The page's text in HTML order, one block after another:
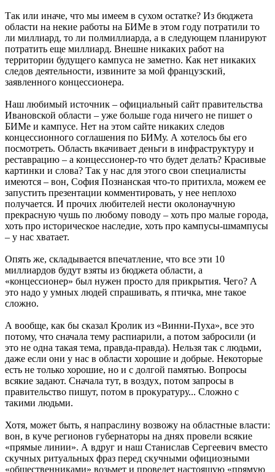
Так или иначе, что мы имеем в сухом остатке? Из бюджета
области на некие работы на БИМе в этом году потратили то
ли миллиард, то ли полмиллиарда, а в следующем планируют
потратить еще миллиард. Внешне никаких работ на
территории будущего кампуса не заметно. Как нет никаких
следов деятельности, извините за мой французский,
заявленного концессионера.
Наш любимый источник – официальный сайт правительства
Ивановской области – уже больше года ничего не пишет о
БИМе и кампусе. Нет на этом сайте никаких следов
концессионного соглашения по БИМу. А хотелось бы его
посмотреть. Область вкачивает деньги в инфраструктуру и
реставрацию – а концессионер-то что будет делать? Красивые
картинки и слова? Так у нас для этого свои специалисты
имеются – вон, София Познанская что-то притихла, можем ее
запустить презентации комментировать, у нее неплохо
получается. И прочих любителей нести околонаучную
прекрасную чушь по любому поводу – хоть про малые города,
хоть про историческое наследие, хоть про кампусы-шмампусы
– у нас хватает.
Опять же, складывается впечатление, что все эти 10
миллиардов будут взяты из бюджета области, а
«концессионер» был нужен просто для прикрытия. Чего? А
это надо у умных людей спрашивать, я птичка, мне такое
сложно.
А вообще, как бы сказал Кролик из «Винни-Пуха», все это
потому, что сначала тему распиарили, а потом забросили (и
это не одна такая тема, правда-правда). Нельзя так с людьми,
даже если они у нас в области хорошие и добрые. Некоторые
есть не только хорошие, но и с долгой памятью. Вопросы
всякие задают. Сначала тут, в воздух, потом запросы в
правительство пишут, потом в прокуратуру... Сложно с
такими людьми.
Хотя, может быть, я напраслину возвожу на областные власти:
вон, в куче регионов губернаторы на днях провели всякие
«прямые линии». А вдруг и наш Станислав Сергеевич вместо
скучных ритуальных фраз перед скучными официозными
«общественниками» возьмет и проведет настоящую «прямую